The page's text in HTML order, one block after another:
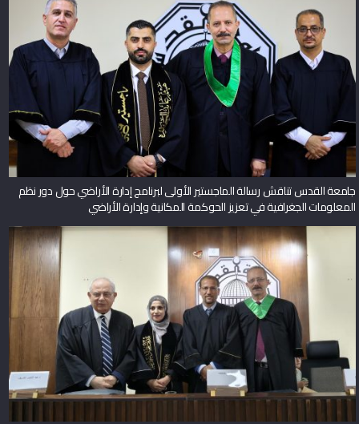
جامعة القدس تناقش رسالة الماجستير الأولى لبرنامج إدارة الأراضي حول دور نظم
المعلومات الجغرافية في تعزيز الحوكمة المكانية وإدارة الأراضي